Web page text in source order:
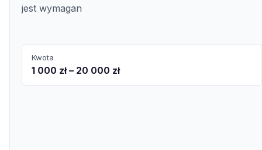
jest wymagan
Kwota
1 000 zł – 20 000 zł